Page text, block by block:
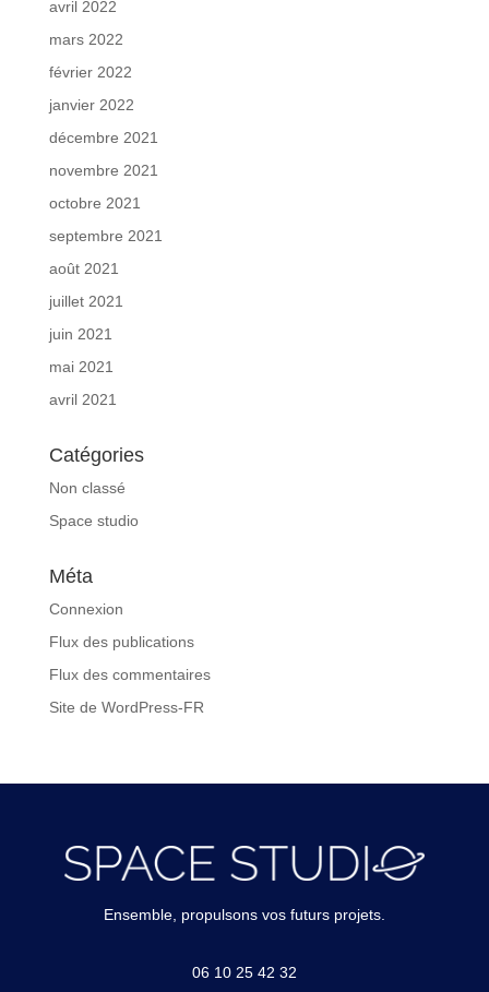
avril 2022
mars 2022
février 2022
janvier 2022
décembre 2021
novembre 2021
octobre 2021
septembre 2021
août 2021
juillet 2021
juin 2021
mai 2021
avril 2021
Catégories
Non classé
Space studio
Méta
Connexion
Flux des publications
Flux des commentaires
Site de WordPress-FR
Ensemble, propulsons vos futurs projets.
06 10 25 42 32